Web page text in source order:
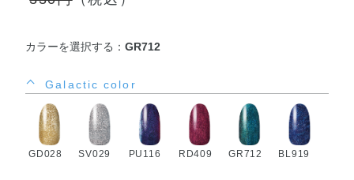
カラーを選択する：GR712
Galactic color
GD028 SV029 PU116 RD409 GR712 BL919